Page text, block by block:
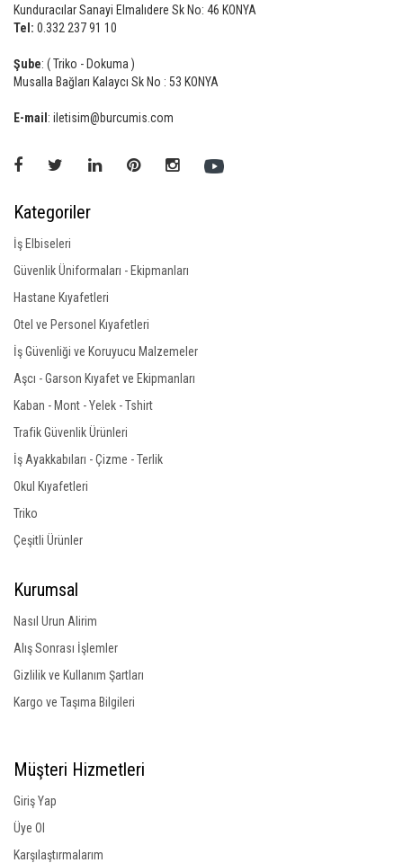
Kunduracılar Sanayi Elmalıdere Sk No: 46 KONYA
Tel: 0.332 237 91 10
Şube: ( Triko - Dokuma )
Musalla Bağları Kalaycı Sk No : 53 KONYA
E-mail : iletisim@burcumis.com
Kategoriler
İş Elbiseleri
Güvenlik Üniformaları - Ekipmanları
Hastane Kıyafetleri
Otel ve Personel Kıyafetleri
İş Güvenliği ve Koruyucu Malzemeler
Aşcı - Garson Kıyafet ve Ekipmanları
Kaban - Mont - Yelek - Tshirt
Trafik Güvenlik Ürünleri
İş Ayakkabıları - Çizme - Terlik
Okul Kıyafetleri
Triko
Çeşitli Ürünler
Kurumsal
Nasıl Urun Alirim
Alış Sonrası İşlemler
Gizlilik ve Kullanım Şartları
Kargo ve Taşıma Bilgileri
Müşteri Hizmetleri
Giriş Yap
Üye Ol
Karşılaştırmalarım